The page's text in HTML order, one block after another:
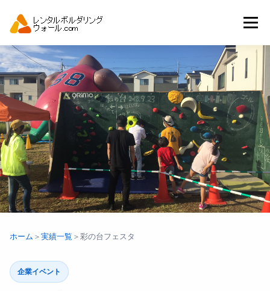
ツ
へ
ス
ッ
プ
メニュー
トップ 自動見積り 商品一覧
アーバンスポーツイベント.JP
ホーム ＞実績一覧 ＞彩の台フェスタ
企業イベント